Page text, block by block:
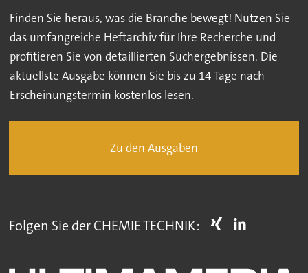
Finden Sie heraus, was die Branche bewegt! Nutzen Sie
das umfangreiche Heftarchiv für Ihre Recherche und
profitieren Sie von detaillierten Suchergebnissen. Die
aktuellste Ausgabe können Sie bis zu 14 Tage nach
Erscheinungstermin kostenlos lesen.
Zu den Ausgaben
Folgen Sie der CHEMIE TECHNIK: